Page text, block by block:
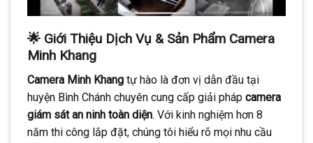
🌟 Giới Thiệu Dịch Vụ & Sản Phẩm Camera
Minh Khang
Camera Minh Khang tự hào là đơn vị dẫn đầu tại
huyện Bình Chánh chuyên cung cấp giải pháp camera
giám sát an ninh toàn diện. Với kinh nghiệm hơn 8
năm thi công lắp đặt, chúng tôi hiểu rõ mọi nhu cầu